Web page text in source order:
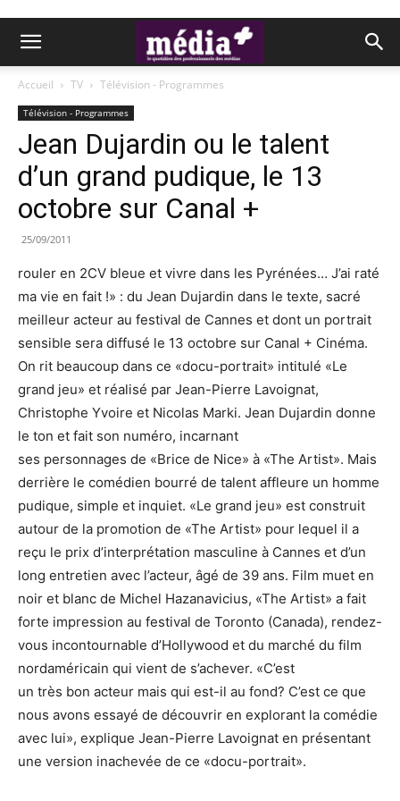
Accueil TV Télévision - Programmes
Télévision - Programmes
Jean Dujardin ou le talent
d’un grand pudique, le 13
octobre sur Canal +
25/09/2011
rouler en 2CV bleue et vivre dans les Pyrénées… J’ai raté
ma vie en fait !» : du Jean Dujardin dans le texte, sacré
meilleur acteur au festival de Cannes et dont un portrait
sensible sera diffusé le 13 octobre sur Canal + Cinéma.
On rit beaucoup dans ce «docu-portrait» intitulé «Le
grand jeu» et réalisé par Jean-Pierre Lavoignat,
Christophe Yvoire et Nicolas Marki. Jean Dujardin donne
le ton et fait son numéro, incarnant
ses personnages de «Brice de Nice» à «The Artist». Mais
derrière le comédien bourré de talent affleure un homme
pudique, simple et inquiet. «Le grand jeu» est construit
autour de la promotion de «The Artist» pour lequel il a
reçu le prix d’interprétation masculine à Cannes et d’un
long entretien avec l’acteur, âgé de 39 ans. Film muet en
noir et blanc de Michel Hazanavicius, «The Artist» a fait
forte impression au festival de Toronto (Canada), rendez-
vous incontournable d’Hollywood et du marché du film
nordaméricain qui vient de s’achever. «C’est
un très bon acteur mais qui est-il au fond? C’est ce que
nous avons essayé de découvrir en explorant la comédie
avec lui», explique Jean-Pierre Lavoignat en présentant
une version inachevée de ce «docu-portrait».